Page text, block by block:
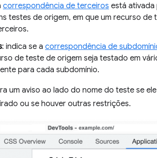
correspondência de terceiros está ativada
testes de origem, em que um recurso
: indica se a correspondência de
de teste de origem seja testado em
para cada subdomínio.
um aviso ao lado do nome do teste se
ou se houver outras restrições.